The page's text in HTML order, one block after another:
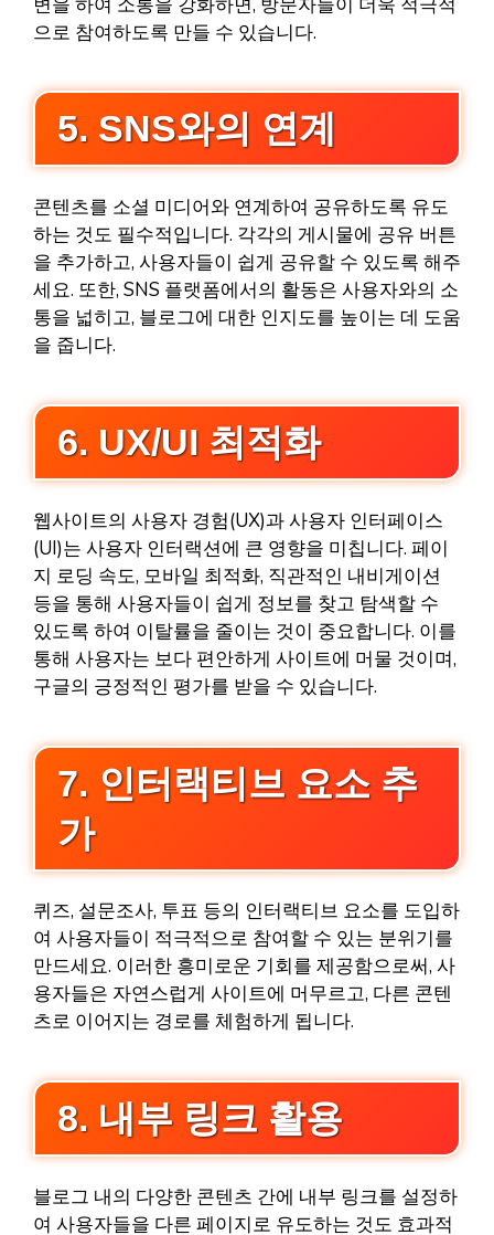
으로 참여하도록 만들 수 있습니다.
5. SNS와의 연계
콘텐츠를 소셜 미디어와 연계하여 공유하도록 유도
하는 것도 필수적입니다. 각각의 게시물에 공유 버튼
을 추가하고, 사용자들이 쉽게 공유할 수 있도록 해주
세요. 또한, SNS 플랫폼에서의 활동은 사용자와의 소
통을 넓히고, 블로그에 대한 인지도를 높이는 데 도움
을 줍니다.
6. UX/UI 최적화
웹사이트의 사용자 경험(UX)과 사용자 인터페이스
(UI)는 사용자 인터랙션에 큰 영향을 미칩니다. 페이
지 로딩 속도, 모바일 최적화, 직관적인 내비게이션
등을 통해 사용자들이 쉽게 정보를 찾고 탐색할 수
있도록 하여 이탈률을 줄이는 것이 중요합니다. 이를
통해 사용자는 보다 편안하게 사이트에 머물 것이며,
구글의 긍정적인 평가를 받을 수 있습니다.
7. 인터랙티브 요소 추
가
퀴즈, 설문조사, 투표 등의 인터랙티브 요소를 도입하
여 사용자들이 적극적으로 참여할 수 있는 분위기를
만드세요. 이러한 흥미로운 기회를 제공함으로써, 사
용자들은 자연스럽게 사이트에 머무르고, 다른 콘텐
츠로 이어지는 경로를 체험하게 됩니다.
8. 내부 링크 활용
블로그 내의 다양한 콘텐츠 간에 내부 링크를 설정하
여 사용자들을 다른 페이지로 유도하는 것도 효과적